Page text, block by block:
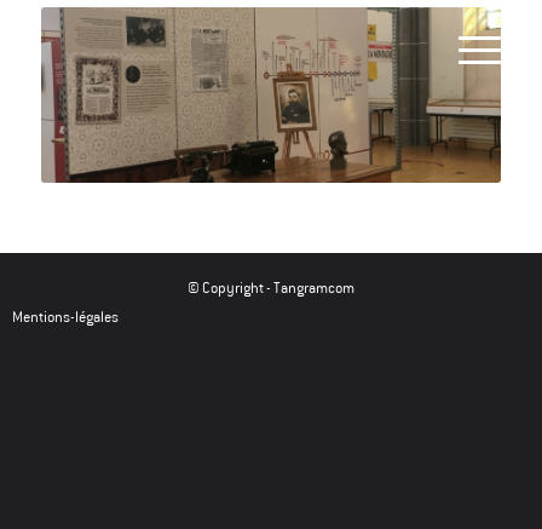
© Copyright -Tangramcom
Mentions-légales